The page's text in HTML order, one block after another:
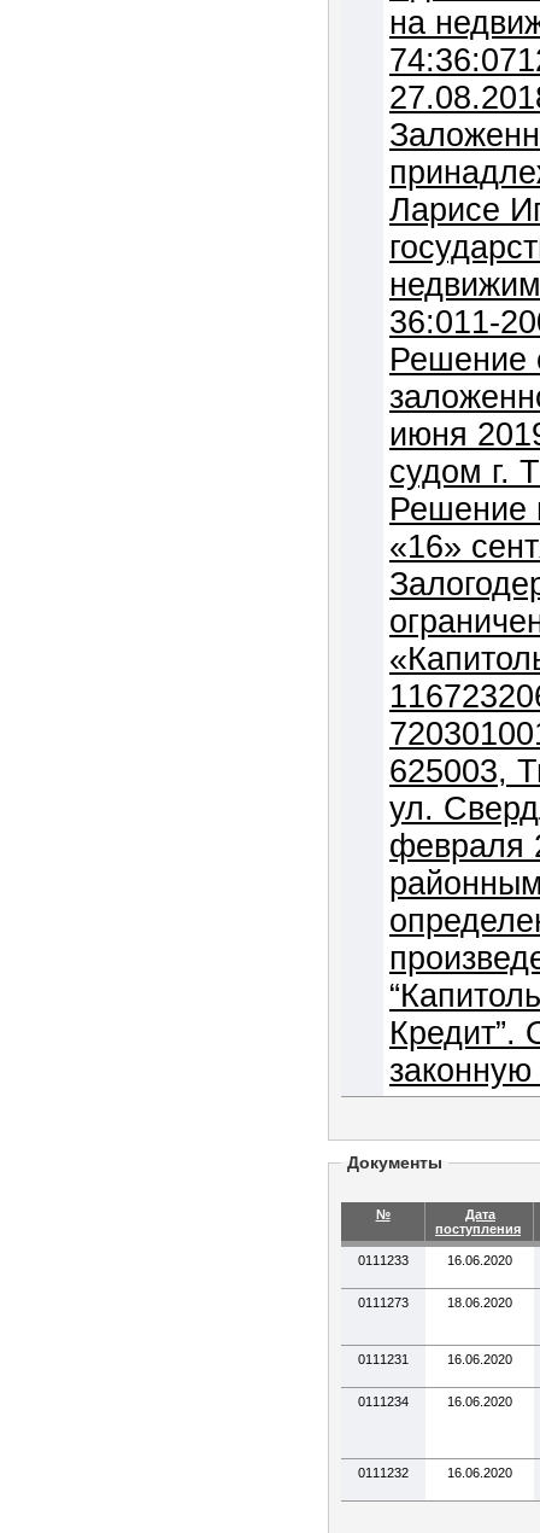
на
Ларисе Игоревне
36:011-
Решение
июня
судом г.
Решение
«16»
625003,
ул.
февраля
Кредит”.
Документы
№
Дата
поступления
0111233 16.06.2020
0111273 18.06.2020
0111231 16.06.2020
0111234 16.06.2020
0111232 16.06.2020